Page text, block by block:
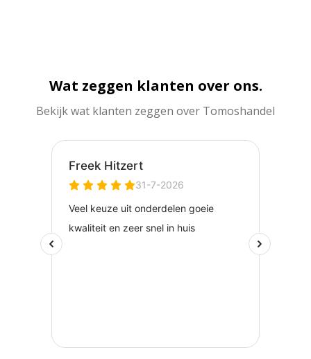
Wat zeggen klanten over ons.
Bekijk wat klanten zeggen over Tomoshandel